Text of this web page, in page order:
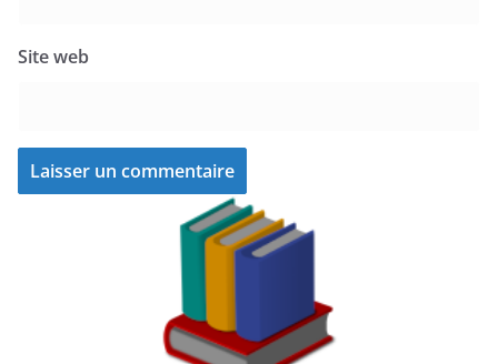
Site web